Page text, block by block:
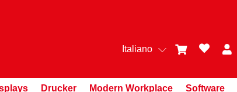
Italiano
Drucker Modern Workplace Software